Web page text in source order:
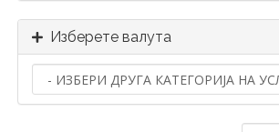
Изберете валута